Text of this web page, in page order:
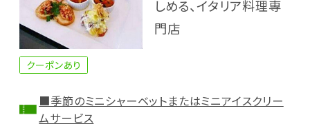
しめる、イタリア料理専
門店
クーポンあり
■季節のミニシャーベットまたはミニアイスクリー
ムサービス